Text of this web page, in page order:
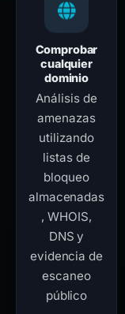
Comprobar
cualquier
dominio
Análisis de
amenazas
utilizando
listas de
bloqueo
almacenadas
, WHOIS,
DNS y
evidencia de
escaneo
público